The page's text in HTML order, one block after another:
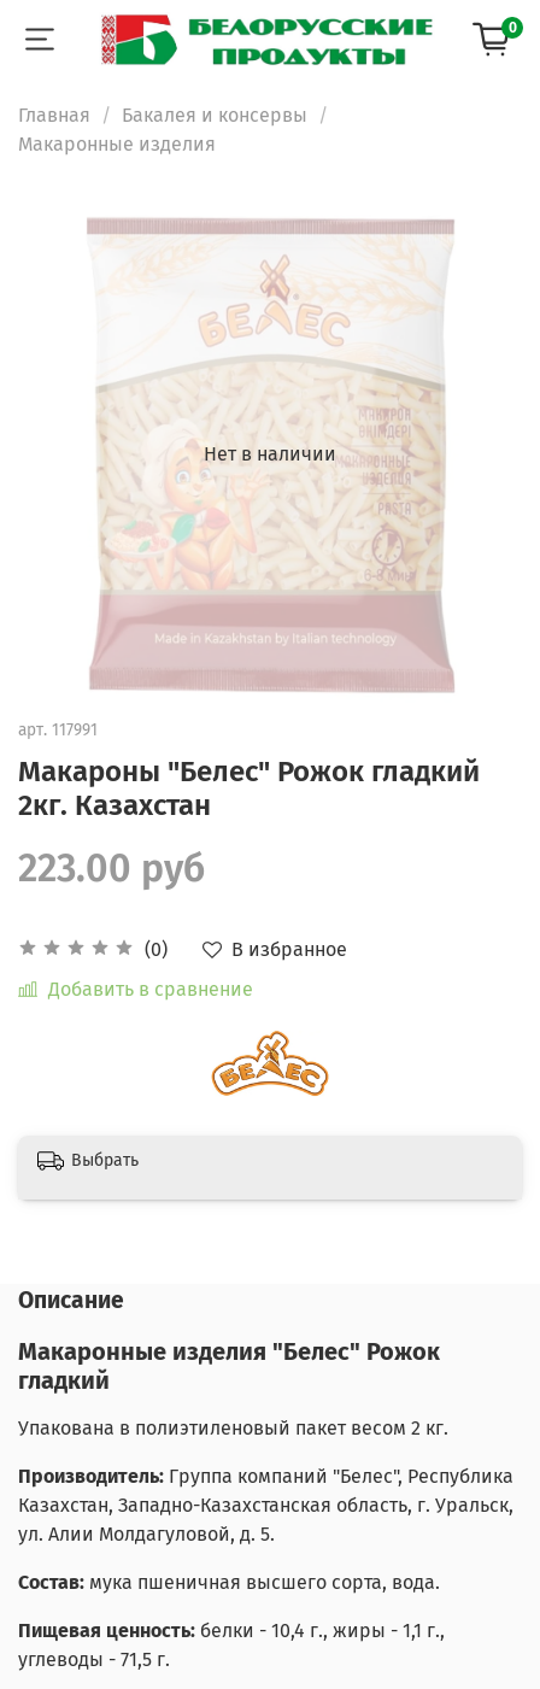
0
Главная
Бакалея и консервы
Макаронные изделия
Нет в наличии
арт. 117991
Макароны "Белес" Рожок гладкий
2кг. Казахстан
(0)
В избранное
Добавить в сравнение
223.00 руб
Выбрать
Описание
Макаронные изделия "Белес" Рожок
гладкий
Упакована в полиэтиленовый пакет весом 2 кг.
Производитель: Группа компаний "Белес", Республика
Казахстан, Западно-Казахстанская область, г. Уральск,
ул. Алии Молдагуловой, д. 5.
Состав: мука пшеничная высшего сорта, вода.
Пищевая ценность: белки - 10,4 г., жиры - 1,1 г.,
углеводы - 71,5 г.